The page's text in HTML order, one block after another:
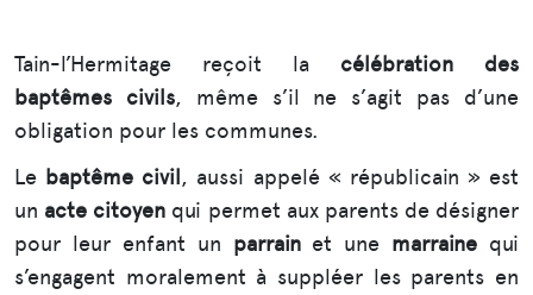
Tain-l’Hermitage reçoit la célébration des
baptêmes civils, même s’il ne s’agit pas d’une
obligation pour les communes.
Le baptême civil, aussi appelé « républicain » est
un acte citoyen qui permet aux parents de désigner
pour leur enfant un parrain et une marraine qui
s’engagent moralement à suppléer les parents en